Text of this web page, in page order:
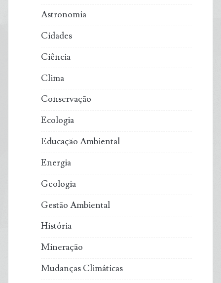
Astronomia
Cidades
Ciência
Clima
Conservação
Ecologia
Educação Ambiental
Energia
Geologia
Gestão Ambiental
História
Mineração
Mudanças Climáticas